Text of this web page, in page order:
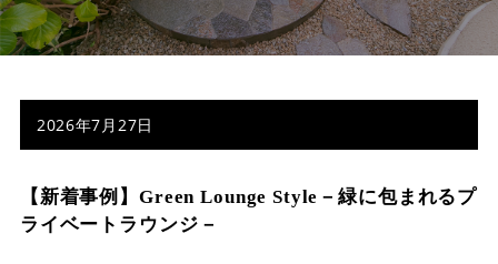
店舗案内
スタッフ紹介
プライバシーポリシー
サイトマップ
2026年7月27日
【新着事例】Green Lounge Style－緑に包まれるプ
ライベートラウンジ－